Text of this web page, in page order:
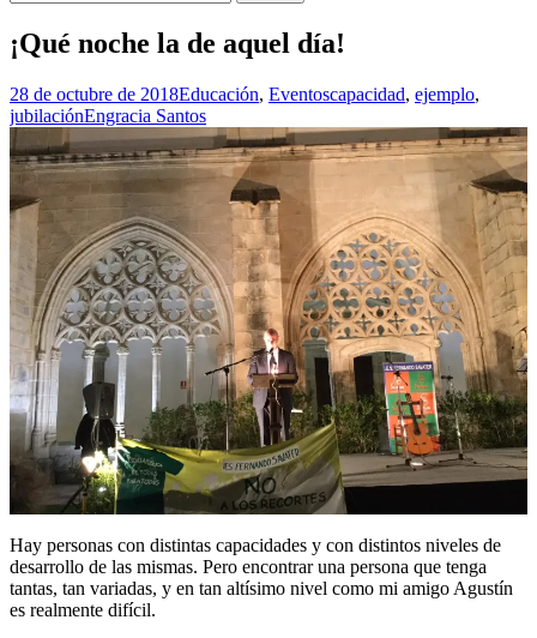
¡Qué noche la de aquel día!
28 de octubre de 2018Educación, Eventoscapacidad, ejemplo,
jubilaciónEngracia Santos
Hay personas con distintas capacidades y con distintos niveles de
desarrollo de las mismas. Pero encontrar una persona que tenga
tantas, tan variadas, y en tan altísimo nivel como mi amigo Agustín
es realmente difícil.